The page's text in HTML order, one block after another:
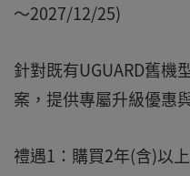
～2027/12/25)
針對既有UGUARD舊機
案，提供專屬升級優惠
禮遇1：購買2年(含)以